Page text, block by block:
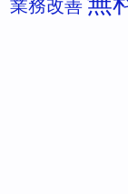
業務改善